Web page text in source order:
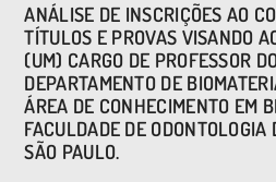
ANÁLISE DE INSCRIÇÕES AO
TÍTULOS E PROVAS VISANDO
(UM) CARGO DE PROFESSOR
DEPARTAMENTO DE
ÁREA DE CONHECIMENTO EM
FACULDADE DE
SÃO PAULO.